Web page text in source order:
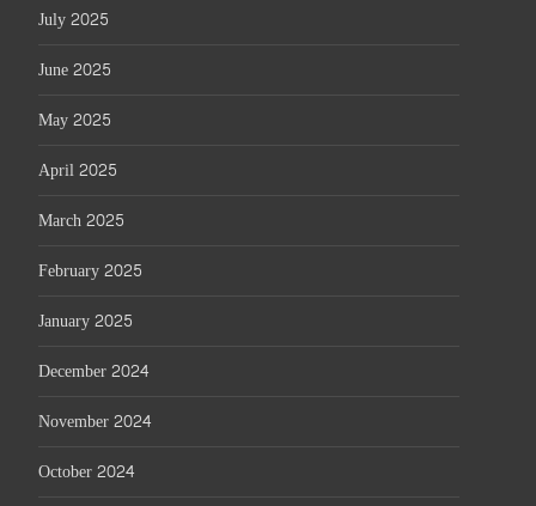
July 2025
June 2025
May 2025
April 2025
March 2025
February 2025
January 2025
December 2024
November 2024
October 2024